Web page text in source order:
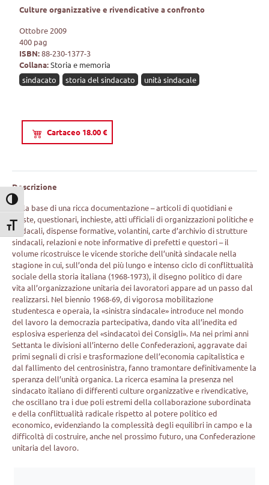
Attiva/disattiva alto contrasto
Attiva/disattiva dimensione testo
Culture organizzative e rivendicative a confronto
Ottobre 2009
400 pag
ISBN:88-230-1377-3
Collana:Storia e memoria
sindacato
storia del sindacato unità sindacale
Cartaceo 18.00 €
Descrizione
Sulla base di una ricca documentazione – articoli di quotidiani e
riviste, questionari, inchieste, atti ufficiali di organizzazioni politiche e
sindacali, dispense formative, volantini, carte d’archivio di strutture
sindacali, relazioni e note informative di prefetti e questori – il
volume ricostruisce le vicende storiche dell’unità sindacale nella
stagione in cui, sull’onda del più lungo e intenso ciclo di conflittualità
sociale della storia italiana (1968-1973), il disegno politico di dare
vita all’organizzazione unitaria dei lavoratori appare ad un passo dal
realizzarsi. Nel biennio 1968-69, di vigorosa mobilitazione
studentesca e operaia, la «sinistra sindacale» introduce nel mondo
del lavoro la democrazia partecipativa, dando vita all’inedita ed
esplosiva esperienza del «sindacatoì dei Consigli». Ma nei primi anni
Settanta le divisioni all’interno delle Confederazioni, aggravate dai
primi segnali di crisi e trasformazione dell’economia capitalistica e
dal fallimento del centrosinistra, fanno tramontare definitivamente la
speranza dell’unità organica. La ricerca esamina la presenza nel
sindacato italiano di differenti culture organizzative e rivendicative,
che oscillano tra i due poli estremi della collaborazione subordinata
e della conflittualità radicale rispetto al potere politico ed
economico, evidenziando la complessità degli equilibri in campo e la
difficoltà di costruire, anche nel prossimo futuro, una Confederazione
unitaria del lavoro.